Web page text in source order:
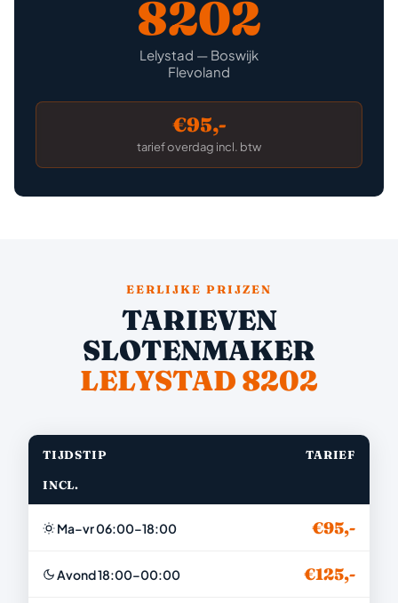
8202
Lelystad — Boswijk
Flevoland
€95,-
tarief overdag incl. btw
EERLIJKE PRIJZEN
TARIEVEN
SLOTENMAKER
LELYSTAD 8202
TIJDSTIP TARIEF
INCL.
Ma–vr 06:00–18:00 €95,-
Avond 18:00–00:00 €125,-